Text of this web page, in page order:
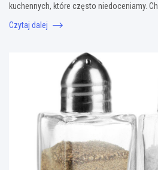
kuchennych, które często niedoceniamy.
Czytaj dalej